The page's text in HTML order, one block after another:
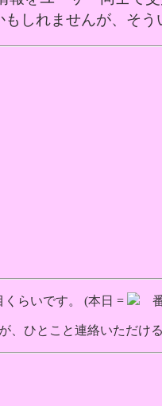
しれませんが、そう
くらいです。 (本日 =
、ひとこと連絡いただけ